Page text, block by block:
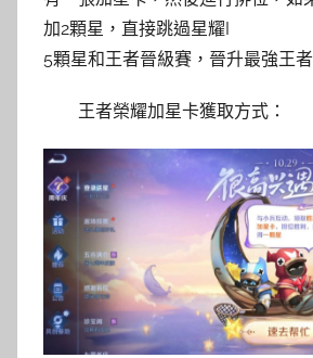
加2顆星，直接跳過星耀I
5顆星和王者晉級賽，晉升最強王者
王者榮耀加星卡獲取方式：